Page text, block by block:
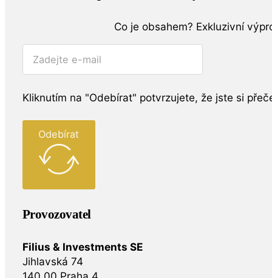
Co je obsahem? Exkluzivní
Kliknutím na "Odebírat" potvrzujete, že jste si
Odebírat
Provozovatel
Filius & Investments SE
Jihlavská 74